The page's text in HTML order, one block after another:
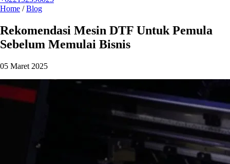
Home /Blog
Rekomendasi Mesin DTF Untuk Pemula
Sebelum Memulai Bisnis
05 Maret 2025